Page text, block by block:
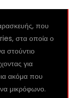
που
στα οποία ο
στούντιο
για
ακόμα που
μικρόφωνο.